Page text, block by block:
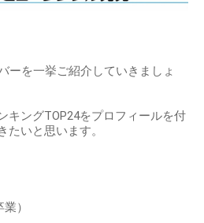
ーを一挙ご紹介していきましょ
キングTOP24をプロフィールを付
たいと思います。
）